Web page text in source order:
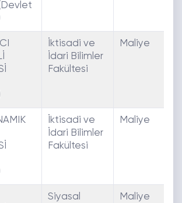
İktisadi ve
İdari Bilimler
Fakültesi
Maliye
İktisadi ve
İdari Bilimler
Fakültesi
Maliye
Siyasal
Maliye